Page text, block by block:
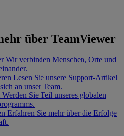
über TeamViewer
Wir verbinden Menschen, Orte und
Lesen Sie unsere Support-Artikel
an unser Team.
Werden Sie Teil unseres globalen
Erfahren Sie mehr über die Erfolge